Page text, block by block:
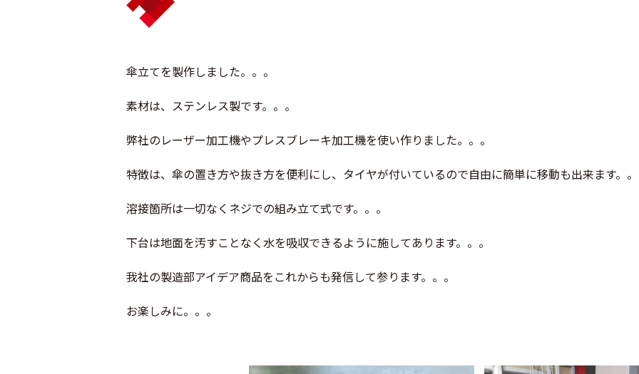
傘立てを製作しました。。。
素材は、ステンレス製です。。。
弊社のレーザー加工機やプレスブレーキ加工機を使い作りました。。。
特徴は、傘の置き方や抜き方を便利にし、タイヤが付いているので自由に簡単に移動も出来ます。
溶接箇所は一切なくネジでの組み立て式です。。。
下台は地面を汚すことなく水を吸収できるように施してあります。。。
我社の製造部アイデア商品をこれからも発信して参ります。。。
お楽しみに。。。